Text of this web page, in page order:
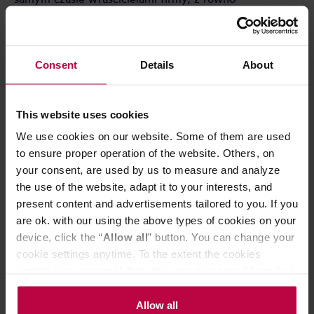
Consent Details About
This website uses cookies
We use cookies on our website. Some of them are used
to ensure proper operation of the website. Others, on
your consent, are used by us to measure and analyze
the use of the website, adapt it to your interests, and
present content and advertisements tailored to you. If you
are ok. with our using the above types of cookies on your
device, click the “Allow all” button. You can change your
cookie settings anytime. To the extent the cookies
the controller’s (namely, ALL GOOD S.A., ul.
Mazowiecka 24I/U9, 78-100 Kołobrzeg) or third parties’
Allow all
rozłożonymi udziałami po 5%. Pracujemy z nimi od
samego początku Heresy, prezentując owocowe
OPINIA ROASTERA
Kwasowość praktycznie niewidoczna, w roli szarej
co chodzi!
OPAKOWANIE
Kawa spakowana jest w brązowy słoik wykonany z
PET, w 100% nadający się do recyklingu lub
ponownego wykorzystania. I jeśli teraz myślisz „o nie,
plastik!”, to pamiętaj, że standardowe opakowania na
kawę są także z plastiku (i kilku innych materiałów,
przez co często są trudniejsze do przetworzenia).
eco-friendly, pamiętaj tylko o wrzuceniu go do